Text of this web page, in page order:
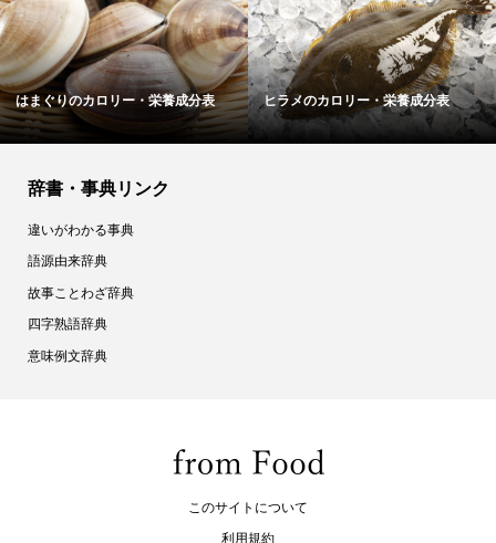
はまぐりのカロリー・栄養成分表 ヒラメのカロリー・栄養成分表
辞書・事典リンク
違いがわかる事典
語源由来辞典
故事ことわざ辞典
四字熟語辞典
意味例文辞典
このサイトについて
利用規約